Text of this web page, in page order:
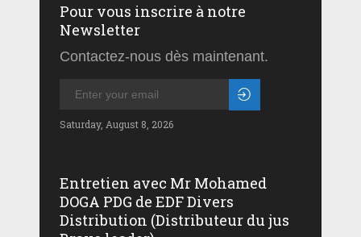
Pour vous inscrire à notre
Newsletter
Contactez-nous dès maintenant.
Saturday, August 8, 2026
Entretien avec Mr Mohamed
DOGA PDG de EDF Divers
Distribution (Distributeur du jus